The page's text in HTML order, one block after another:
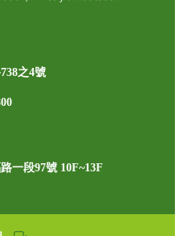
之4號
一段97號 10F~13F